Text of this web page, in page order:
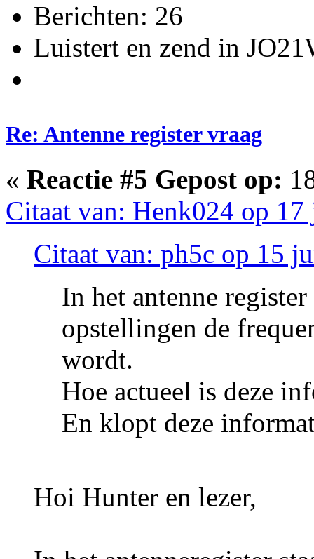
Berichten: 26
Luistert en zend in
Re: Antenne register vraag
« Reactie #5 Gepost op:
Citaat van: Henk024 op
Citaat van: ph5c op 15
In het antenne
opstellingen de
wordt.
Hoe actueel is deze
En klopt deze
Hoi Hunter en lezer,